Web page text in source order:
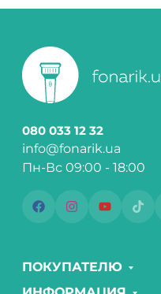
080 033 12 32
info@fonarik.ua
Пн-Вс 09:00 - 18:00
ПОКУПАТЕЛЮ